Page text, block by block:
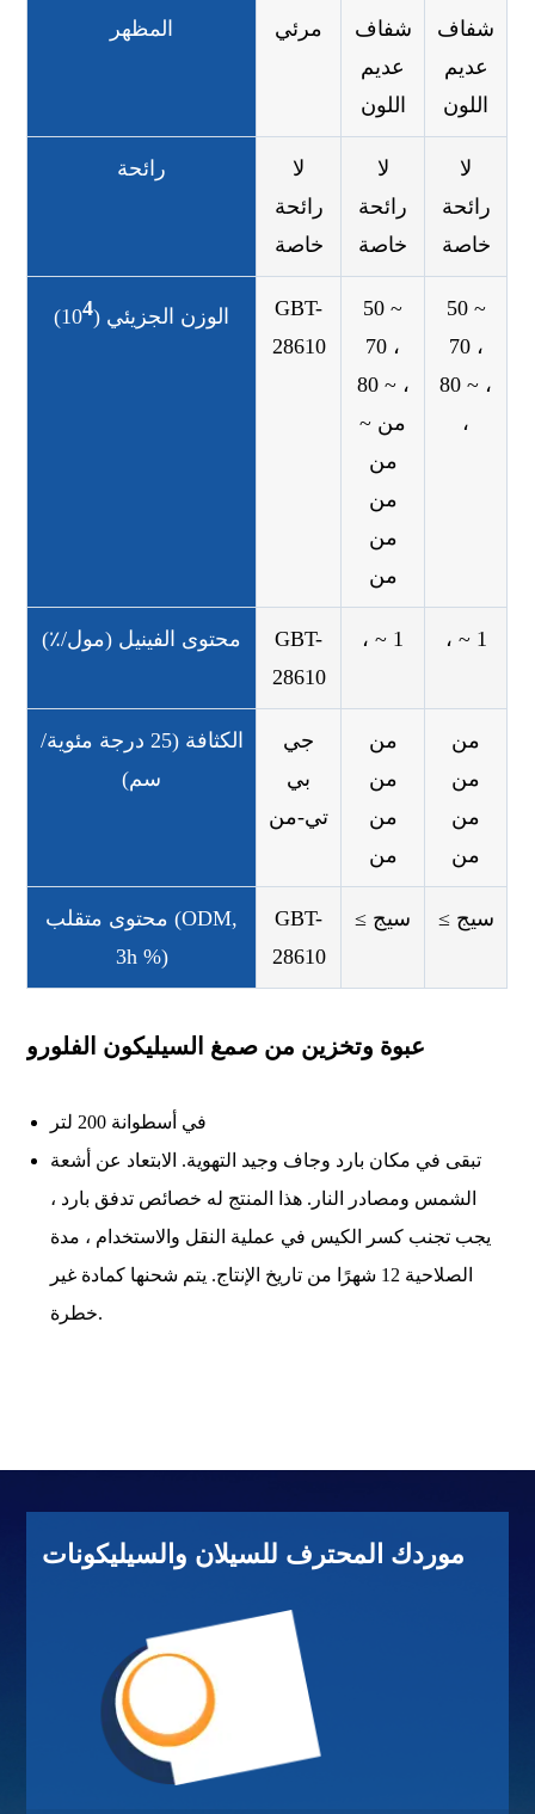
المظهر مرئي
شفاف
عديم
اللون
شفاف
عديم
اللون
رائحة
لا
رائحة
خاصة
لا
رائحة
خاصة
لا
رائحة
خاصة
الوزن الجزيئي (104
)
GBT-
28610
50 ~
70 ،
80 ~ ،
من ~
من
من
من
من
50 ~
70 ،
80 ~ ،
،
محتوى الفينيل (مول/٪)
GBT-
28610
، ~ 1 ، ~ 1
الكثافة (25 درجة مئوية/
سم)
جي
بي
تي-من
من
من
من
من
من
من
من
من
محتوى متقلب (ODM,
3h %)
GBT-
28610
≤ سيج ≤ سيج
عبوة وتخزين من صمغ السيليكون الفلورو
في أسطوانة 200 لتر
تبقى في مكان بارد وجاف وجيد التهوية. الابتعاد عن أشعة
الشمس ومصادر النار. هذا المنتج له خصائص تدفق بارد ،
يجب تجنب كسر الكيس في عملية النقل والاستخدام ، مدة
الصلاحية 12 شهرًا من تاريخ الإنتاج. يتم شحنها كمادة غير
خطرة.
موردك المحترف للسيلان والسيليكونات